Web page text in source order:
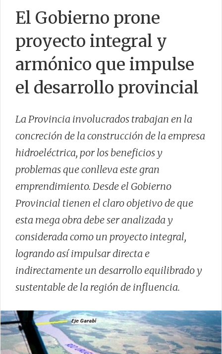
CONTACTO
El Gobierno prone
proyecto integral y
armónico que impulse
el desarrollo provincial
La Provincia involucrados trabajan en la
concreción de la construcción de la empresa
hidroeléctrica, por los beneficios y
problemas que conlleva este gran
emprendimiento. Desde el Gobierno
Provincial tienen el claro objetivo de que
esta mega obra debe ser analizada y
considerada como un proyecto integral,
logrando así impulsar directa e
indirectamente un desarrollo equilibrado y
sustentable de la región de influencia.